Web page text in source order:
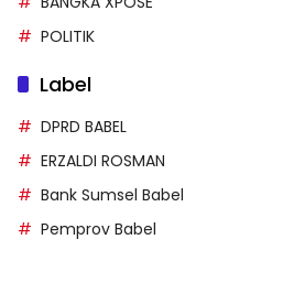
POLITIK
Label
DPRD BABEL
ERZALDI ROSMAN
Bank Sumsel Babel
Pemprov Babel